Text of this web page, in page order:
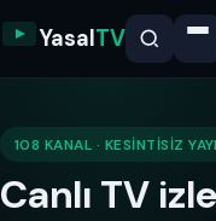
YasalTV
108 KANAL · KESINTISIZ
Canlı TV izle